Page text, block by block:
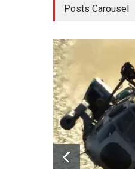
Posts Carousel